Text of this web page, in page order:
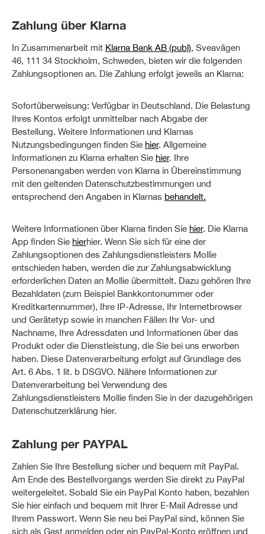
Zahlung über Klarna
In Zusammenarbeit mit Klarna Bank AB (publ), Sveavägen
46, 111 34 Stockholm, Schweden, bieten wir die folgenden
Zahlungsoptionen an. Die Zahlung erfolgt jeweils an Klarna:
Sofortüberweisung: Verfügbar in Deutschland. Die Belastung
Ihres Kontos erfolgt unmittelbar nach Abgabe der
Bestellung. Weitere Informationen und Klarnas
Nutzungsbedingungen finden Sie hier. Allgemeine
Informationen zu Klarna erhalten Sie hier. Ihre
Personenangaben werden von Klarna in Übereinstimmung
mit den geltenden Datenschutzbestimmungen und
entsprechend den Angaben in Klarnas behandelt.
Weitere Informationen über Klarna finden Sie hier. Die Klarna
App finden Sie hierhier. Wenn Sie sich für eine der
Zahlungsoptionen des Zahlungsdienstleisters Mollie
entschieden haben, werden die zur Zahlungsabwicklung
erforderlichen Daten an Mollie übermittelt. Dazu gehören Ihre
Bezahldaten (zum Beispiel Bankkontonummer oder
Kreditkartennummer), Ihre IP-Adresse, Ihr Internetbrowser
und Gerätetyp sowie in manchen Fällen Ihr Vor- und
Nachname, Ihre Adressdaten und Informationen über das
Produkt oder die Dienstleistung, die Sie bei uns erworben
haben. Diese Datenverarbeitung erfolgt auf Grundlage des
Art. 6 Abs. 1 lit. b DSGVO. Nähere Informationen zur
Datenverarbeitung bei Verwendung des
Zahlungsdienstleisters Mollie finden Sie in der dazugehörigen
Datenschutzerklärung hier.
Zahlung per PAYPAL
Zahlen Sie Ihre Bestellung sicher und bequem mit PayPal.
Am Ende des Bestellvorgangs werden Sie direkt zu PayPal
weitergeleitet. Sobald Sie ein PayPal Konto haben, bezahlen
Sie hier einfach und bequem mit Ihrer E-Mail Adresse und
Ihrem Passwort. Wenn Sie neu bei PayPal sind, können Sie
sich als Gast anmelden oder ein PayPal-Konto eröffnen und